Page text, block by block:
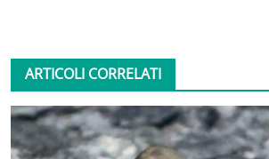
ARTICOLI CORRELATI